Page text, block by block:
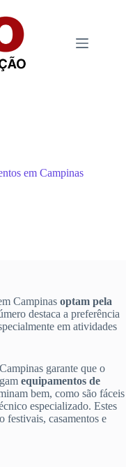
em Campinas
Campinas optam pela
destaca a preferência
em atividades
garante que o
equipamentos de
bem, como são fáceis
especializado. Estes
festivais, casamentos e